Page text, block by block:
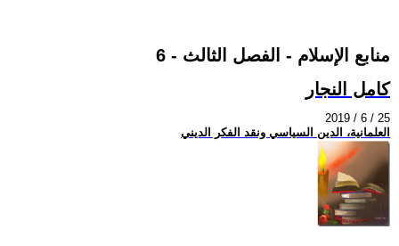
منابع الإسلام - الفصل الثالث - 6
كامل النجار
2019 / 6 / 25
العلمانية، الدين السياسي ونقد الفكر الديني